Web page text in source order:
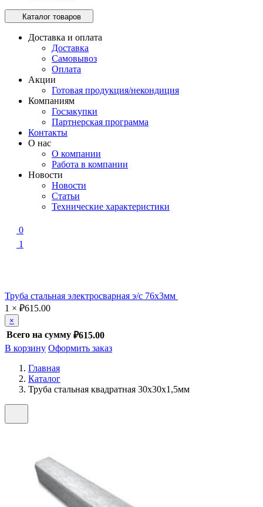
Каталог товаров
Доставка и оплата
Доставка
Самовывоз
Оплата
Акции
Готовая продукция/некондиция
Компаниям
Госзакупки
Партнерская программа
Контакты
О нас
О компании
Работа в компании
Новости
Новости
Статьи
Технические характеристики
0
1
Труба стальная электросварная э/с 76х3мм
1 × ₽615.00
×
Всего на сумму ₽615.00
В корзину Оформить заказ
Главная
Каталог
Труба стальная квадратная 30х30х1,5мм